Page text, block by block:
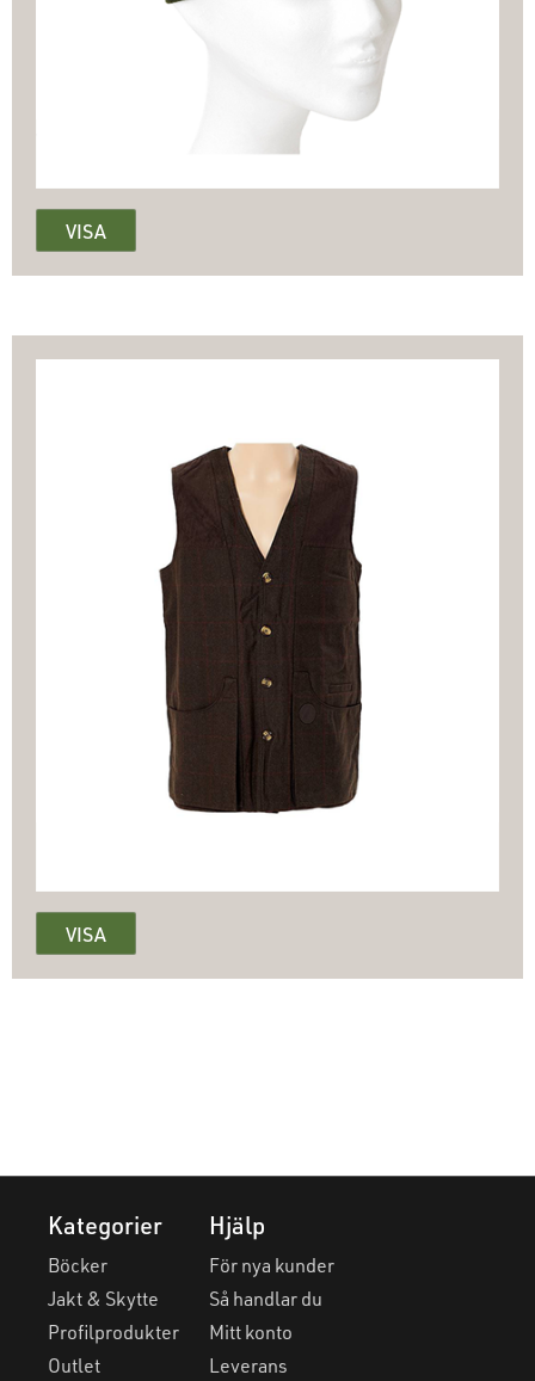
VISA
VISA
Kategorier
Böcker
Jakt & Skytte
Profilprodukter
Outlet
Hjälp
För nya kunder
Så handlar du
Mitt konto
Leverans